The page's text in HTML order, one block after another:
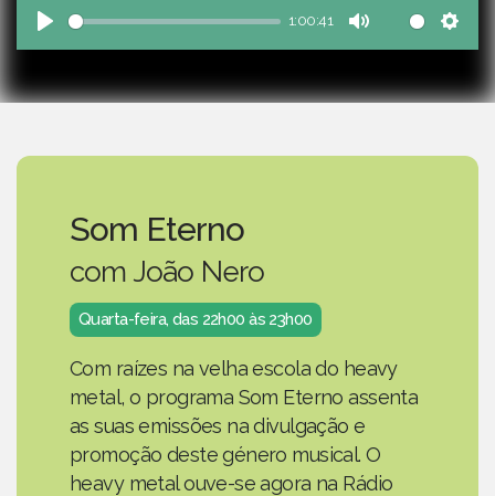
Play
1:00:41
Mute
Som Eterno
com João Nero
Quarta-feira, das 22h00 às 23h00
Com raízes na velha escola do heavy
metal, o programa Som Eterno assenta
as suas emissões na divulgação e
promoção deste género musical. O
heavy metal ouve-se agora na Rádio